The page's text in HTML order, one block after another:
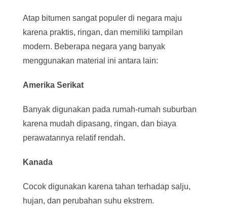
Atap bitumen sangat populer di negara maju
karena praktis, ringan, dan memiliki tampilan
modern. Beberapa negara yang banyak
menggunakan material ini antara lain:
Amerika Serikat
Banyak digunakan pada rumah-rumah suburban
karena mudah dipasang, ringan, dan biaya
perawatannya relatif rendah.
Kanada
Cocok digunakan karena tahan terhadap salju,
hujan, dan perubahan suhu ekstrem.